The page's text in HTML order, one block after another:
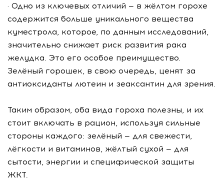
· Одно из ключевых отличий — в жёлтом горохе
содержится больше уникального вещества
куместрола, которое, по данным исследований,
значительно снижает риск развития рака
желудка. Это его особое преимущество.
Зелёный горошек, в свою очередь, ценят за
антиоксиданты лютеин и зеаксантин для зрения.
Таким образом, оба вида гороха полезны, и их
стоит включать в рацион, используя сильные
стороны каждого: зелёный — для свежести,
лёгкости и витаминов, жёлтый сухой — для
сытости, энергии и специфической защиты
ЖКТ.